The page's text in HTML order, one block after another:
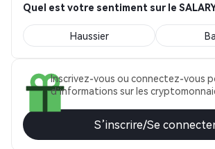
Quel est votre sentiment sur le
Haussier
Inscrivez-vous ou connectez-vous
d'informations sur les
S’inscrire/Se